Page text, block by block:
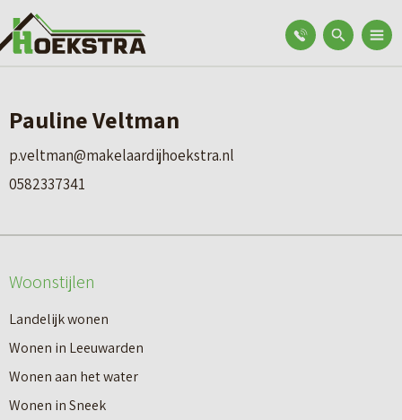
Pauline Veltman
p.veltman@makelaardijhoekstra.nl
0582337341
Woonstijlen
Landelijk wonen
Wonen in Leeuwarden
Wonen aan het water
Wonen in Sneek